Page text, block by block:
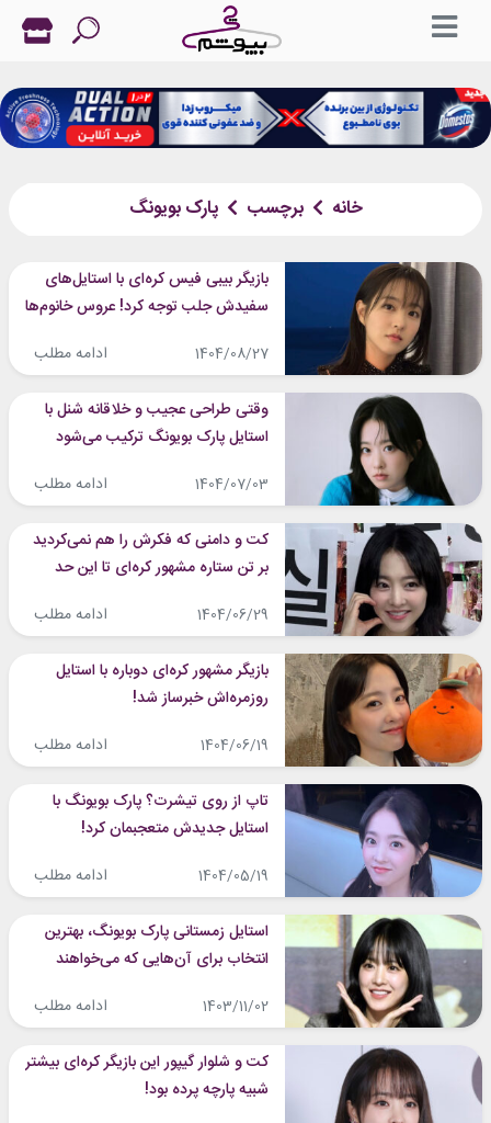
خانه برچسب پارک بویونگ
بازیگر بیبی فیس کره‌ای با استایل‌های
سفیدش جلب توجه کرد! عروس خانوم‌ها
1404/08/27 ادامه مطلب
وقتی طراحی عجیب و خلاقانه شنل با
استایل پارک بویونگ ترکیب می‌شود
1404/07/03 ادامه مطلب
کت و دامنی که فکرش را هم نمی‌کردید
بر تن ستاره مشهور کره‌ای تا این حد
1404/06/29 ادامه مطلب
بازیگر مشهور کره‌ای دوباره با استایل
روزمره‌اش خبرساز شد!
1404/06/19 ادامه مطلب
تاپ از روی تیشرت؟ پارک بویونگ با
استایل جدیدش متعجبمان کرد!
1404/05/19 ادامه مطلب
استایل زمستانی پارک بویونگ، بهترین
انتخاب برای آن‌هایی که می‌خواهند
1403/11/02 ادامه مطلب
کت و شلوار گیپور این بازیگر کره‌ای بیشتر
شبیه پارچه پرده بود!